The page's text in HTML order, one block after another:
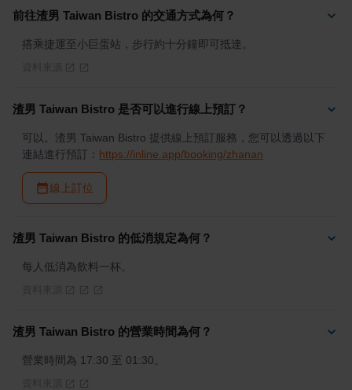
前往渣男 Taiwan Bistro 的交通方式為何？
搭乘捷運至小巨蛋站，步行約十分鐘即可抵達。
渣男 Taiwan Bistro 是否可以進行線上預訂？
可以。渣男 Taiwan Bistro 提供線上預訂服務，您可以透過以下
連結進行預訂： https://inline.app/booking/zhanan
線上訂位
渣男 Taiwan Bistro 的低消規定為何？
每人低消為飲料一杯。
渣男 Taiwan Bistro 的營業時間為何？
營業時間為 17:30 至 01:30。